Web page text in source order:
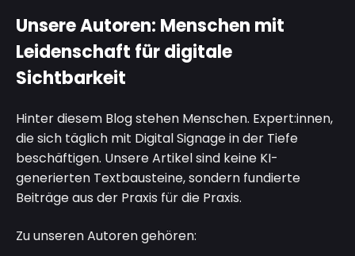
Unsere Autoren: Menschen mit
Leidenschaft für digitale
Sichtbarkeit
Hinter diesem Blog stehen Menschen. Expert:innen,
die sich täglich mit Digital Signage in der Tiefe
beschäftigen. Unsere Artikel sind keine KI-
generierten Textbausteine, sondern fundierte
Beiträge aus der Praxis für die Praxis.
Zu unseren Autoren gehören: